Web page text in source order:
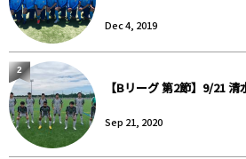
Dec 4, 2019
【Bリーグ 第2節】9/21
Sep 21, 2020
2